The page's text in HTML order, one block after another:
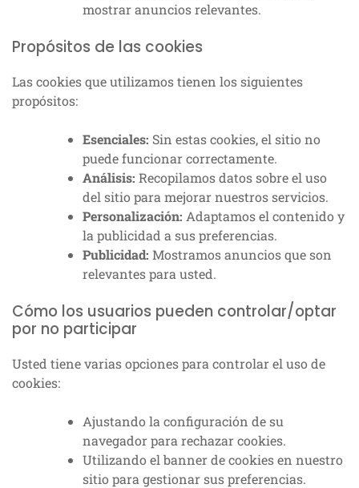
mostrar anuncios relevantes.
Propósitos de las cookies
Las cookies que utilizamos tienen los siguientes
propósitos:
Esenciales: Sin estas cookies, el sitio no
puede funcionar correctamente.
Análisis: Recopilamos datos sobre el uso
del sitio para mejorar nuestros servicios.
Personalización: Adaptamos el contenido y
la publicidad a sus preferencias.
Publicidad: Mostramos anuncios que son
relevantes para usted.
Cómo los usuarios pueden controlar/optar
por no participar
Usted tiene varias opciones para controlar el uso de
cookies:
Ajustando la configuración de su
navegador para rechazar cookies.
Utilizando el banner de cookies en nuestro
sitio para gestionar sus preferencias.